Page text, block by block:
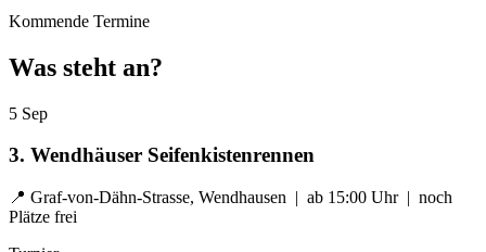
Kommende Termine
Was steht an?
5 Sep
3. Wendhäuser Seifenkistenrennen
📍 Graf-von-Dähn-Strasse, Wendhausen | ab 15:00 Uhr | noch
Plätze frei